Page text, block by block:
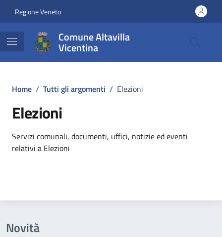
Regione Veneto
Comune Altavilla
Vicentina
Home / Tutti gli argomenti / Elezioni
Elezioni
Dettagli dell'argomento
Servizi comunali, documenti, uffici, notizie ed eventi
relativi a Elezioni
Novità